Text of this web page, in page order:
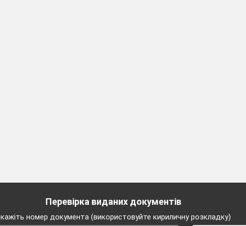
Перевірка виданих документів
номер документа (використовуйте кириличну розкладку)